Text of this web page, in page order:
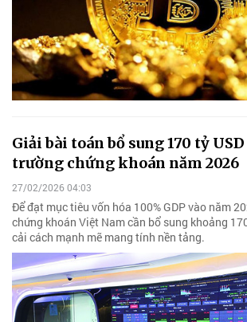
Giải bài toán bổ sung 170 tỷ
trường chứng khoán năm 2026
27/02/2026 04:03
Để đạt mục tiêu vốn hóa 100% GDP vào năm
chứng khoán Việt Nam cần bổ sung khoảng
cải cách mạnh mẽ mang tính nền tảng.